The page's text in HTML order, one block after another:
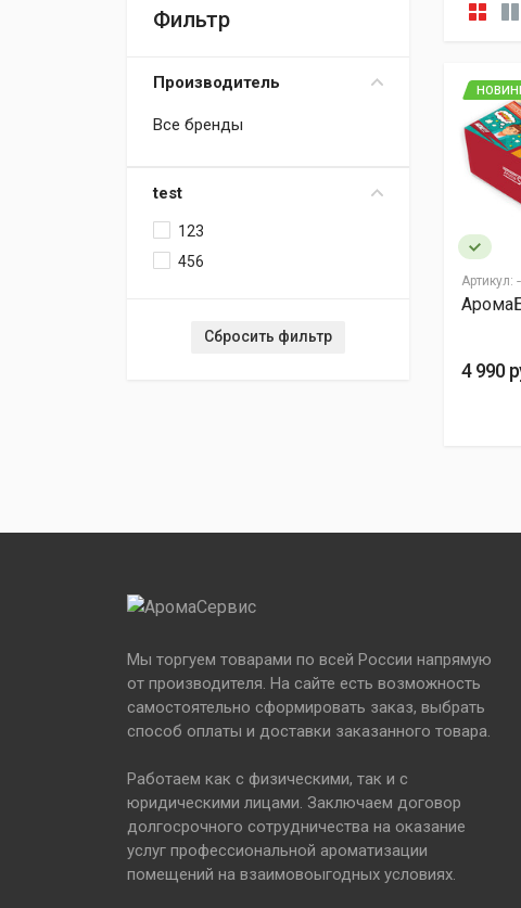
Фильтр
Производитель
Все бренды
test
123
456
Сбросить фильтр
Артикул:
4 990
Мы торгуем товарами по всей России напрямую
от производителя. На сайте есть возможность
самостоятельно сформировать заказ, выбрать
способ оплаты и доставки заказанного товара.
Работаем как с физическими, так и с
юридическими лицами. Заключаем договор
долгосрочного сотрудничества на оказание
услуг профессиональной ароматизации
помещений на взаимовоыгодных условиях.